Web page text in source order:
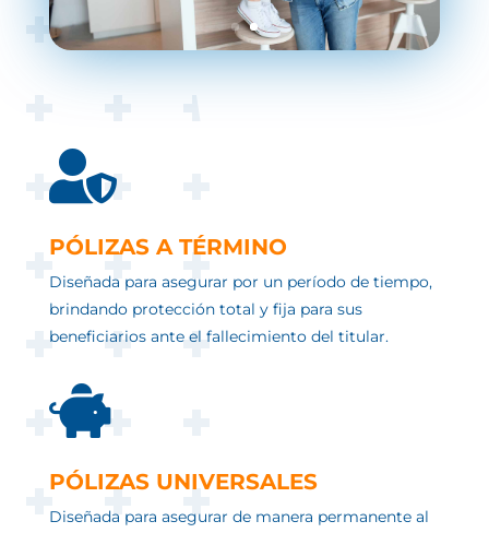

PÓLIZAS A TÉRMINO
Diseñada para asegurar por un período de tiempo,
brindando protección total y fija para sus
beneficiarios ante el fallecimiento del titular.

PÓLIZAS UNIVERSALES
Diseñada para asegurar de manera permanente al